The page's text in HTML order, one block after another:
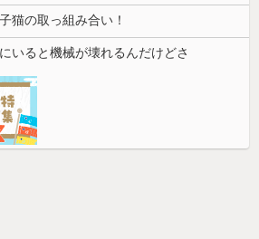
猫の取っ組み合い！
いると機械が壊れるんだけどさ